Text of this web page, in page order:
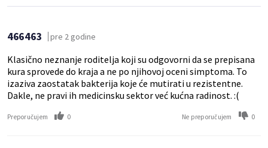
466463 pre 2 godine
Klasično neznanje roditelja koji su odgovorni da se prepisana
kura sprovede do kraja a ne po njihovoj oceni simptoma. To
izaziva zaostatak bakterija koje će mutirati u rezistentne.
Dakle, ne pravi ih medicinsku sektor već kućna radinost. :(
Preporučujem 0 Ne preporučujem 0